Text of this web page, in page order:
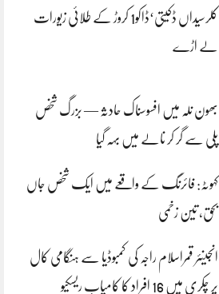
کلرسیداں ڈکیتی‘ڈاکو1 کروڑ کے طلائی زیورات
لے اڑے
بھون نلہ میں افسوسناک حادثہ — بزرگ شخص
پلی سے گر کر نالے میں بہہ گیا
کہوٹہ: فائرنگ کے واقعے میں ایک شخص جاں
بحق، تین زخمی
انجینئر قمراسلام راجہ کی کمبوڈیا سے ہنگامی کال
پر چکری میں 16 افراد کا کامیاب ریسکیو